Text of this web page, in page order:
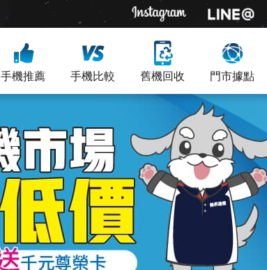
手機推薦 手機比較 舊機回收 門市據點